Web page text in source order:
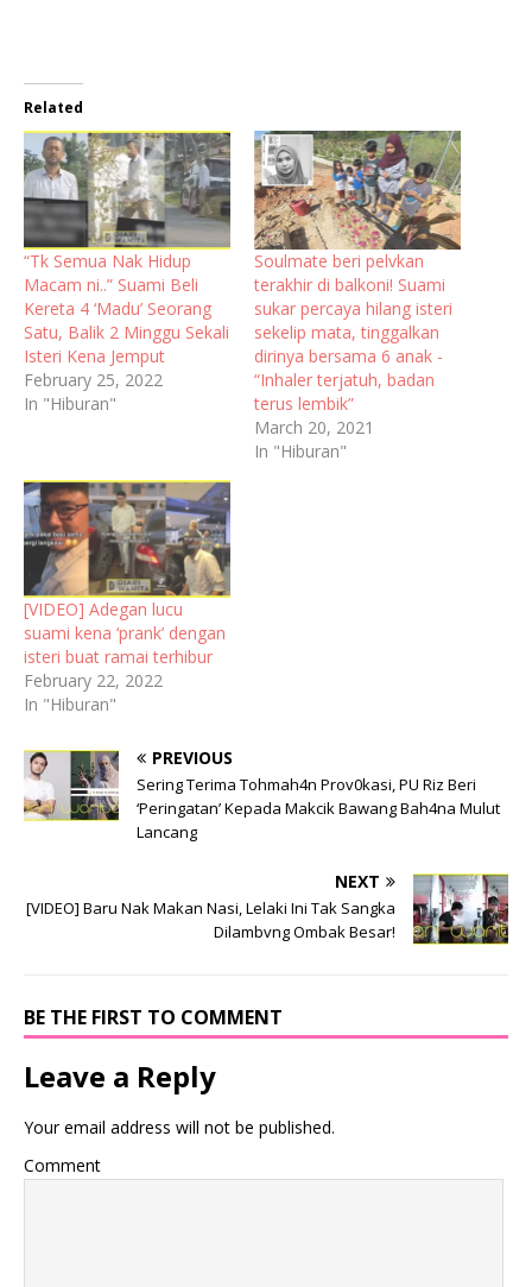
Related
“Tk Semua Nak Hidup
Macam ni..” Suami Beli
Kereta 4 ‘Madu’ Seorang
Satu, Balik 2 Minggu Sekali
Isteri Kena Jemput
February 25, 2022
In "Hiburan"
Soulmate beri pelvkan
terakhir di balkoni! Suami
sukar percaya hilang isteri
sekelip mata, tinggalkan
dirinya bersama 6 anak -
“Inhaler terjatuh, badan
terus lembik”
March 20, 2021
In "Hiburan"
[VIDEO] Adegan lucu
suami kena ‘prank’ dengan
isteri buat ramai terhibur
February 22, 2022
In "Hiburan"
PREVIOUS
Sering Terima Tohmah4n Prov0kasi, PU Riz Beri
‘Peringatan’ Kepada Makcik Bawang Bah4na Mulut
Lancang
NEXT
[VIDEO] Baru Nak Makan Nasi, Lelaki Ini Tak Sangka
Dilambvng Ombak Besar!
BE THE FIRST TO COMMENT
Leave a Reply
Your email address will not be published.
Comment